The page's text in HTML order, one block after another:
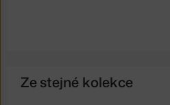
Ze stejné kolekce